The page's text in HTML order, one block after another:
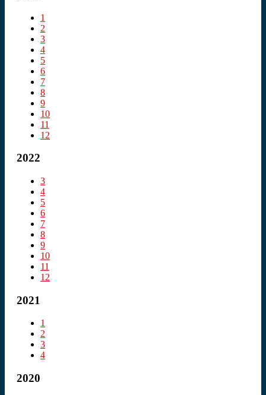
1
2
3
4
5
6
7
8
9
10
11
12
2022
3
4
5
6
7
8
9
10
11
12
2021
1
2
3
4
2020